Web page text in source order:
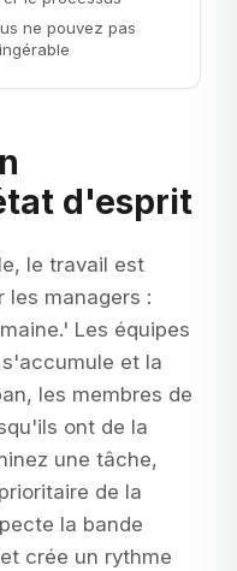
ne pouvez pas
d'esprit
le travail est
les managers :
Les équipes
et la
les membres de
ont de la
une tâche,
de la
la bande
crée un rythme